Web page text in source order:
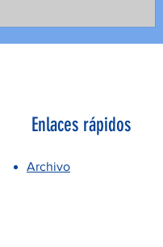
Enlaces rápidos
Archivo